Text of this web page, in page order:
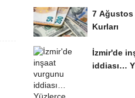
7 Ağustos
Kurları
İzmir'de
iddiası…